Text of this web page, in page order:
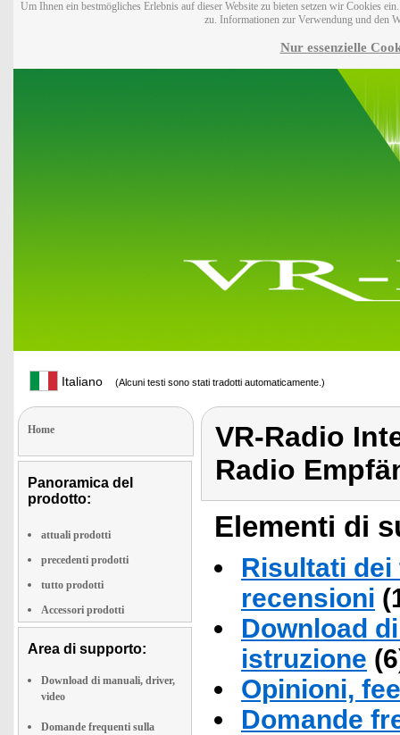
Um Ihnen ein bestmögliches Erlebnis auf dieser Website zu bieten setzen wir Cookies
zu. Informationen zur Verwendung und den
Nur essenzielle
Italiano (Alcuni testi sono stati tradotti automaticamente.)
Home
Panoramica del
prodotto:
attuali prodotti
precedenti prodotti
tutto prodotti
Accessori prodotti
Area di supporto:
Download di manuali, driver,
video
Domande frequenti sulla
VR-Radio
Radio
Elementi di
Risultati
recensioni
Download
istruzione
Opinioni,
Domande